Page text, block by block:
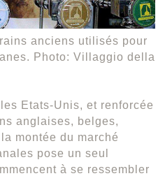
anciens utilisés pour
Photo: Villaggio della
Etats-Unis, et renforcée
anglaises, belges,
montée du marché
pose un seul
à se ressembler